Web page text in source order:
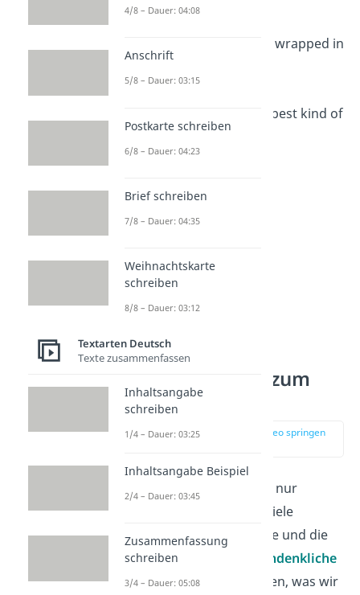
„A dog is happiness wrapped in
„A dog’s love is the best kind of
Hundesprüche zum
Nachdenken
zur Stelle im Video springen
Hunde lehren uns nicht nur
Freude, sondern auch viele
Lektionen über die Liebe und die
Treue. Hier sind
nachdenkliche
Hundesprüche
die zeigen, was wir
4/8 – Dauer: 04:08
Anschrift
5/8 – Dauer: 03:15
Postkarte schreiben
6/8 – Dauer: 04:23
Brief schreiben
7/8 – Dauer: 04:35
Weihnachtskarte
schreiben
8/8 – Dauer: 03:12
Textarten Deutsch
Texte zusammenfassen
Inhaltsangabe
schreiben
1/4 – Dauer: 03:25
Inhaltsangabe Beispiel
2/4 – Dauer: 03:45
Zusammenfassung
schreiben
3/4 – Dauer: 05:08